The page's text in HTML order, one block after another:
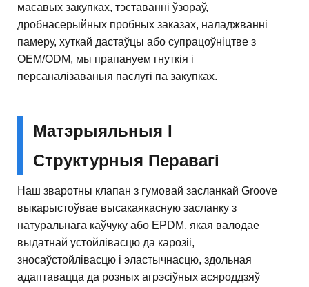
масавых закупках, тэставанні ўзораў,
дробнасерыйных пробных заказах, наладжванні
памеру, хуткай дастаўцы або супрацоўніцтве з
OEM/ODM, мы прапануем гнуткія і
персаналізаваныя паслугі па закупках.
Матэрыяльныя І
Структурныя Перавагі
Наш зваротны клапан з гумовай засланкай Groove
выкарыстоўвае высакаякасную засланку з
натуральнага каўчуку або EPDM, якая валодае
выдатнай устойлівасцю да карозіі,
зносаўстойлівасцю і эластычнасцю, здольная
адаптавацца да розных агрэсіўных асяроддзяў